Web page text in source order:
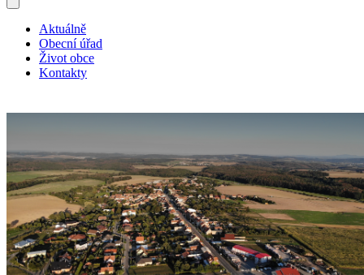
Aktuálně
Obecní úřad
Život obce
Kontakty